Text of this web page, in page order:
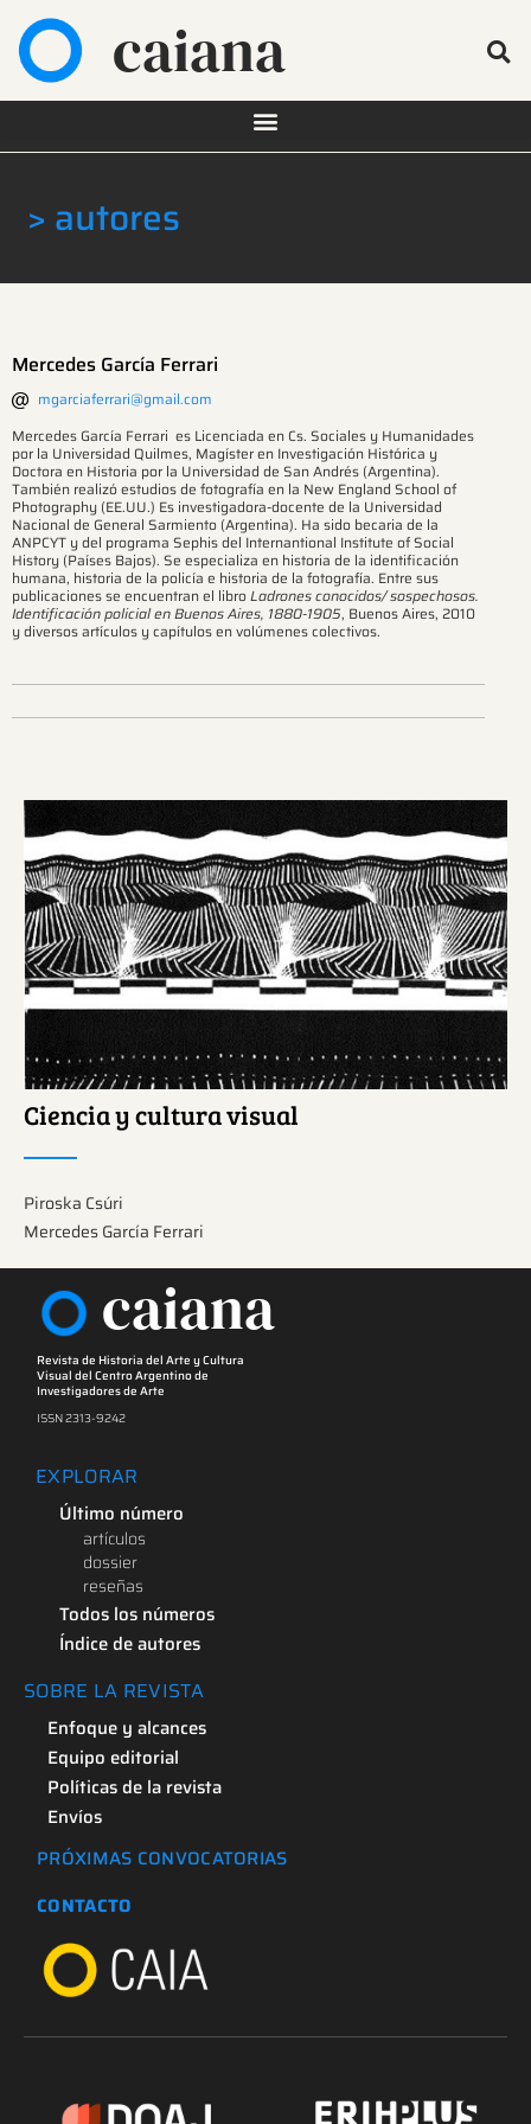
caiana
> autores
Mercedes García Ferrari
mgarciaferrari@gmail.com
Mercedes García Ferrari es Licenciada en Cs. Sociales y Humanidades
por la Universidad Quilmes, Magíster en Investigación Histórica y
Doctora en Historia por la Universidad de San Andrés (Argentina).
También realizó estudios de fotografía en la New England School of
Photography (EE.UU.) Es investigadora-docente de la Universidad
Nacional de General Sarmiento (Argentina). Ha sido becaria de la
ANPCYT y del programa Sephis del Internantional Institute of Social
History (Países Bajos). Se especializa en historia de la identificación
humana, historia de la policía e historia de la fotografía. Entre sus
publicaciones se encuentran el libroLadrones conocidos/ sospechosos.
Identificación policial en Buenos Aires, 1880-1905, Buenos Aires, 2010
y diversos artículos y capítulos en volúmenes colectivos.
Ver más sobre este tema.
Ciencia y cultura visual
Piroska Csúri
Mercedes García Ferrari
caiana
Revista de Historia del Arte y Cultura
Visual del Centro Argentino de
Investigadores de Arte
ISSN 2313-9242
EXPLORAR
Último número
artículos
dossier
reseñas
Todos los números
Índice de autores
SOBRE LA REVISTA
Enfoque y alcances
Equipo editorial
Políticas de la revista
Envíos
PRÓXIMAS CONVOCATORIAS
CONTACTO